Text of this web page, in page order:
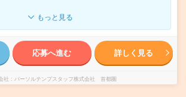
もっと見る
応募へ進む 詳しく見る
社 パーソルテンプスタッフ株式会社 首都圏